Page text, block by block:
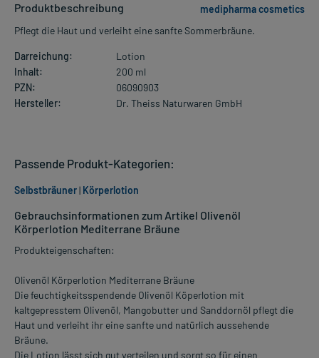
Produktbeschreibung
medipharma cosmetics
Pflegt die Haut und verleiht eine sanfte Sommerbräune.
Darreichung:
Lotion
Inhalt:
200 ml
PZN:
06090903
Hersteller:
Dr. Theiss Naturwaren GmbH
Gebrauchsinformationen zum Artikel Olivenöl
Körperlotion Mediterrane Bräune
Produkteigenschaften:
Olivenöl Körperlotion Mediterrane Bräune
Die feuchtigkeitsspendende Olivenöl Köperlotion mit
kaltgepresstem Olivenöl, Mangobutter und Sanddornöl pflegt die
Haut und verleiht ihr eine sanfte und natürlich aussehende
Bräune.
Die Lotion lässt sich gut verteilen und sorgt so für einen
Passende Produkt-Kategorien:
Selbstbräuner| Körperlotion